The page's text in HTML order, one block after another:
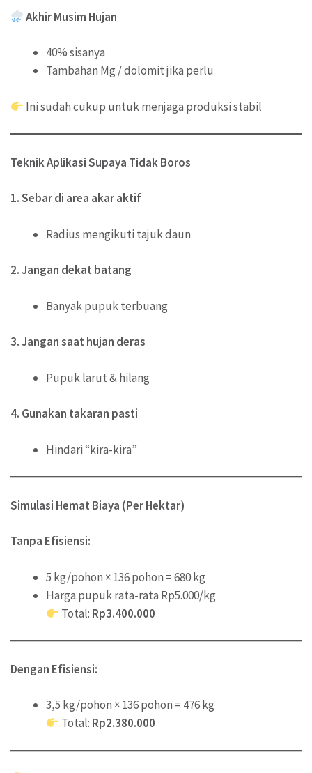
Akhir Musim Hujan
40% sisanya
Tambahan Mg / dolomit jika perlu
Ini sudah cukup untuk menjaga produksi stabil
Teknik Aplikasi Supaya Tidak Boros
1. Sebar di area akar aktif
Radius mengikuti tajuk daun
2. Jangan dekat batang
Banyak pupuk terbuang
3. Jangan saat hujan deras
Pupuk larut & hilang
4. Gunakan takaran pasti
Hindari “kira-kira”
Simulasi Hemat Biaya (Per Hektar)
Tanpa Efisiensi:
5 kg/pohon × 136 pohon = 680 kg
Harga pupuk rata-rata Rp5.000/kg
Total: Rp3.400.000
Dengan Efisiensi:
3,5 kg/pohon × 136 pohon = 476 kg
Total: Rp2.380.000